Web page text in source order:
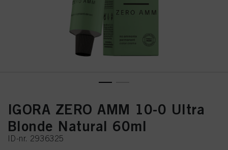
IGORA ZERO AMM 10-0 Ultra
Blonde Natural 60ml
ID-nr. 2936325